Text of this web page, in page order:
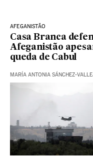
AFEGANISTÃO
Casa Branca
Afeganistão
queda de Cabul
MARÍA ANTONIA SÁNCHEZ-